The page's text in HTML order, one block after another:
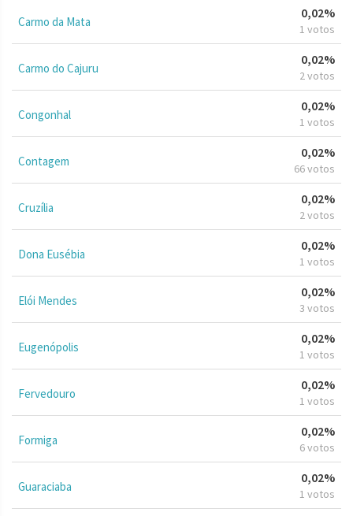
Carmo da Mata
0,02%
1 votos
Carmo do Cajuru
0,02%
2 votos
Congonhal
0,02%
1 votos
Contagem
0,02%
66 votos
Cruzília
0,02%
2 votos
Dona Eusébia
0,02%
1 votos
Elói Mendes
0,02%
3 votos
Eugenópolis
0,02%
1 votos
Fervedouro
0,02%
1 votos
Formiga
0,02%
6 votos
Guaraciaba
0,02%
1 votos